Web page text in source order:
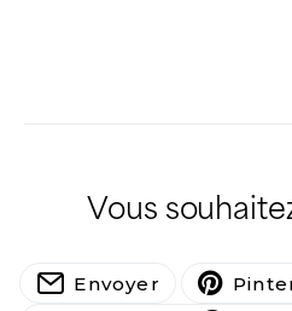
Vous
Envoyer